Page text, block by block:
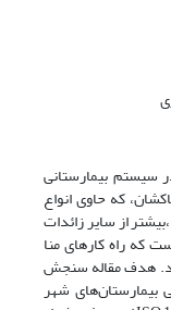
سیستم بیمارستانی
که حاوی انواع
از سایر زائدات
که راه کار‌های منا
هدف مقاله سنجش
شهر